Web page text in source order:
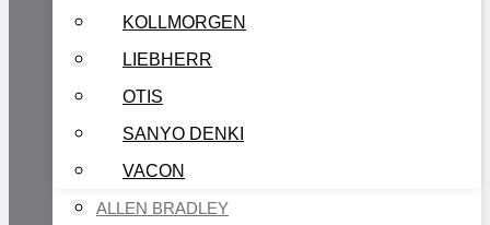
KOLLMORGEN
LIEBHERR
OTIS
SANYO DENKI
VACON
ALLEN BRADLEY